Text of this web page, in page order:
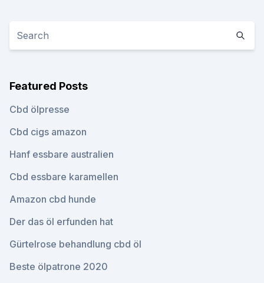
Featured Posts
Cbd ölpresse
Cbd cigs amazon
Hanf essbare australien
Cbd essbare karamellen
Amazon cbd hunde
Der das öl erfunden hat
Gürtelrose behandlung cbd öl
Beste ölpatrone 2020